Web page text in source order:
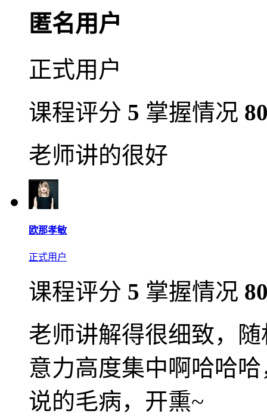
匿名用户
正式用户
课程评分 5 掌握情况
老师讲的很好
欧那孝敏
正式用户
课程评分 5 掌握情况
老师讲解得很细致，
意力高度集中啊哈哈
说的毛病，开熏~